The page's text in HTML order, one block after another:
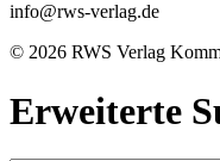
info@rws-verlag.de
© 2026 RWS Verlag
Erweiterte